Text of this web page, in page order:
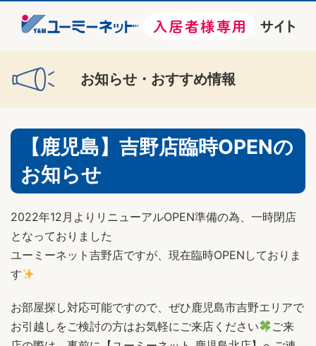
お知らせ・おすすめ情報
【鹿児島】吉野店臨時OPENの
お知らせ
2022年12月よりリニューアルOPEN準備の為、一時閉店
となっておりました
ユーミーネット吉野店ですが、現在臨時OPENしておりま
す
お部屋探し対応可能ですので、ぜひ鹿児島市吉野エリアで
お引越しをご検討の方はお気軽にご来店ください
ご来